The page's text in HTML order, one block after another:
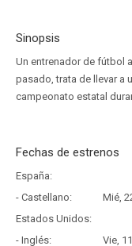
Sinopsis
Un entrenador de fútbol
pasado, trata de llevar a
campeonato estatal
Fechas de estrenos
España:
- Castellano:
Mié, 22
Estados Unidos:
- Inglés:
Vie, 11